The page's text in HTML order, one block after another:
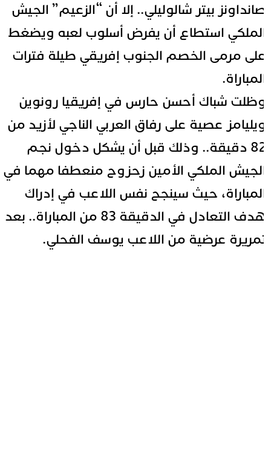
بيتر شالوليلي.. إلا أن “الزعيم” الجيش
استطاع أن يفرض أسلوب لعبه ويضغط
مرمى الخصم الجنوب إفريقي طيلة فترات
شباك أحسن حارس في إفريقيارونوين
عصية على رفاق العربي الناجي لأزيد من
82 دقيقة.. وذلك قبل أن يشكل دخول نجم
الملكي الأمين زحزوح منعطفا مهما في
حيث سينجح نفس اللاعب في إدراك
هدف التعادل في الدقيقة 83 من المباراة.. بعد
عرضية من اللاعب يوسف الفحلي.